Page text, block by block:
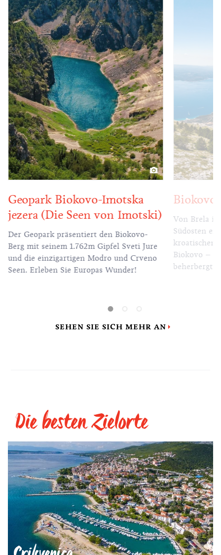
Geopark Biokovo-Imotska
jezera (Die Seen von Imotski)
Der Geopark präsentiert den Biokovo-
Berg mit seinem 1.762m Gipfel Sveti Jure
und die einzigartigen Modro und Crveno
Seen. Erleben Sie Europas Wunder!
Biokovo
Von Brela
Südosten
kroatischen
Biokovo –
beherbergt
natürlichen
Bedeutung
Biokovo-
Modro
Imotski
Imotski-
Globalen
SEHEN SIE SICH MEHR AN
Die besten Zielorte